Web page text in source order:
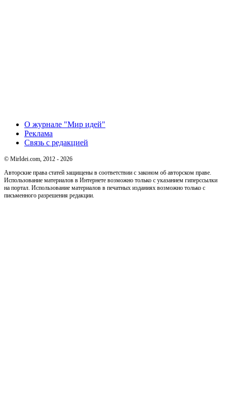
О журнале "Мир идей"
Реклама
Связь с редакцией
© MirIdei.com, 2012 - 2026
Авторские права статей защищены в соответствии с законом об авторском праве.
Использование материалов в Интернете возможно только с указанием гиперссылки
на портал. Использование материалов в печатных изданиях возможно только с
письменного разрешения редакции.